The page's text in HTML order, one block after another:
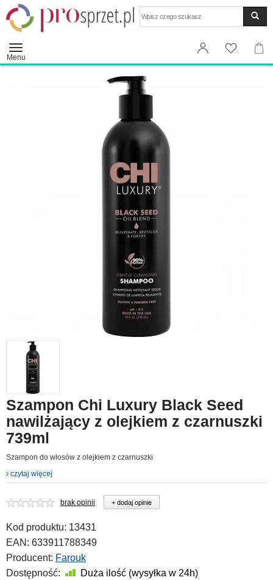
Menu
Szampon Chi Luxury Black Seed
nawilżający z olejkiem z czarnuszki
739ml
Szampon do włosów z olejkiem z czarnuszki
czytaj więcej
brak opinii + dodaj opinie
Kod produktu: 13431
EAN: 633911788349
Producent: Farouk
Dostępność:
Duża ilość (wysyłka w 24h)